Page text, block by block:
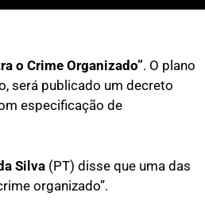
o Crime Organizado”. O plano
será publicado um decreto
especificação de
Silva (PT) disse que uma das
organizado”.